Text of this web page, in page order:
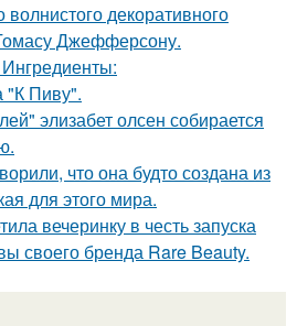
волнистого декоративного
Джефферсону.
"К Пиву".
элизабет олсен собирается
что она будто создана из
для этого мира.
вечеринку в честь запуска
своего бренда Rare Beauty.